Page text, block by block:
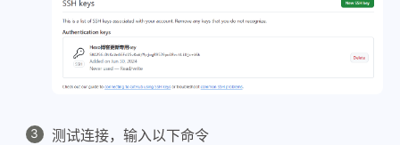
测试连接，输入以下命令